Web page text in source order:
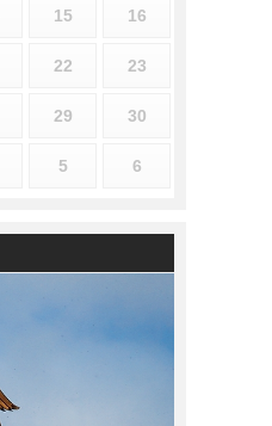
15 16
22 23
29 30
5 6